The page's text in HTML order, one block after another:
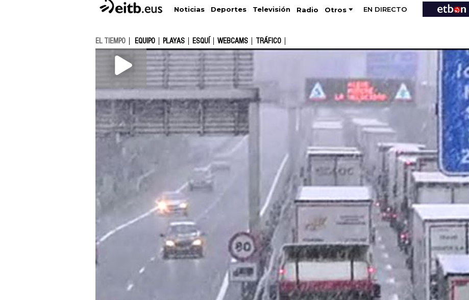
Noticias Deportes Televisión Radio Otros EN DIRECTO
EL TIEMPO EQUIPO PLAYAS ESQUÍ WEBCAMS TRÁFICO